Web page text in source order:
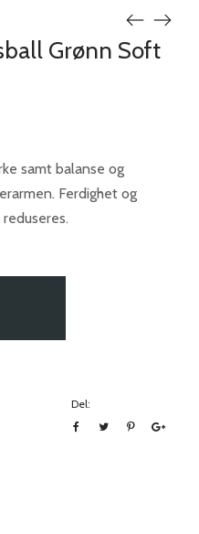
Grønn Soft
samt balanse og
Ferdighet og
Del: